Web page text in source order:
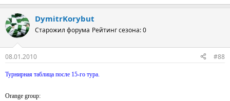
DymitrKorybut
Старожил форума Рейтинг сезона: 0
08.01.2010 #88
Турнирная таблица после 15-го тура.
Orange group: